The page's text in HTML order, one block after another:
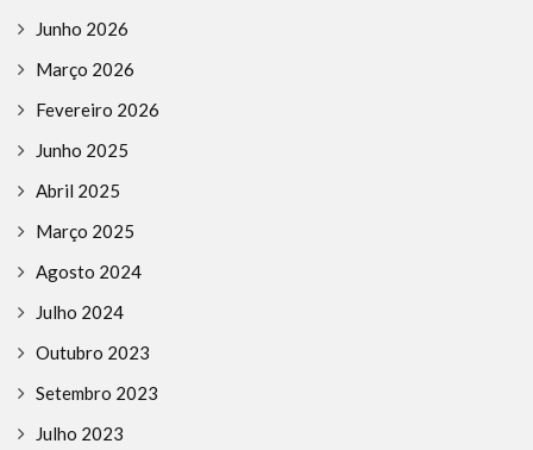
Junho 2026
Março 2026
Fevereiro 2026
Junho 2025
Abril 2025
Março 2025
Agosto 2024
Julho 2024
Outubro 2023
Setembro 2023
Julho 2023